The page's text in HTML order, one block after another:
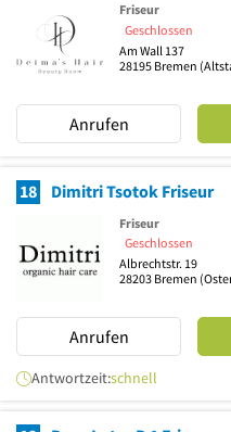
Friseur
Geschlossen
Am Wall 137
28195 Bremen
Anrufen
18 Dimitri Tsotok Friseur
Friseur
Geschlossen
Albrechtstr. 19
28203 Bremen
Anrufen
Antwortzeit:schnell